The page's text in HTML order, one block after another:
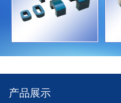
产品展示